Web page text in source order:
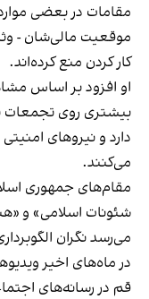
مقامات در بعضی
موقعیت مالی‌شان -
کار کردن منع کرده‌اند.
او افزود بر اساس
بیشتری روی تجمعات
دارد و نیروهای
می‌کنند.
مقام‌های جمهوری
شئونات اسلامی» و
می‌رسد نگران
در ماه‌های اخیر
قم در رسانه‌های